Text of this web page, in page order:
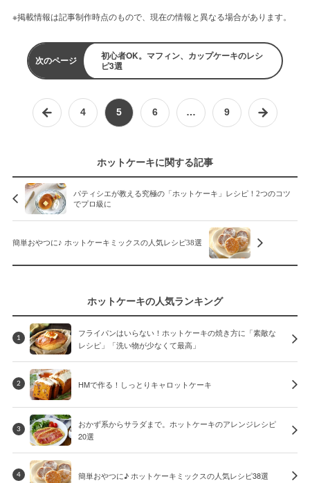
※掲載情報は記事制作時点のもので、現在の情報と異なる場合があります。
次のページ
初心者OK。マフィン、カップケーキのレシ
ピ3選
4 5 6 … 9
ホットケーキに関する記事
パティシエが教える究極の「ホットケーキ」レシピ！2つのコツ
でプロ級に
簡単おやつに♪ ホットケーキミックスの人気レシピ38選
ホットケーキの人気ランキング
1
フライパンはいらない！ホットケーキの焼き方に「素敵な
レシピ」「洗い物が少なくて最高」
2 HMで作る！しっとりキャロットケーキ
3
おかず系からサラダまで。ホットケーキのアレンジレシピ
20選
4 簡単おやつに♪ ホットケーキミックスの人気レシピ38選